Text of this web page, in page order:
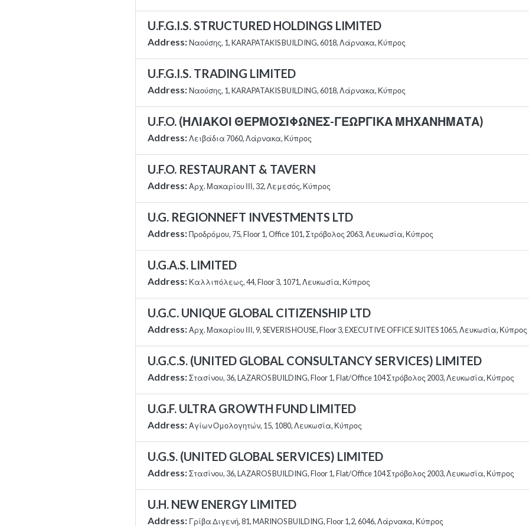
U.F.G.I.S. STRUCTURED HOLDINGS LIMITED
Address: Ναούσης, 1, KARAPATAKIS BUILDING, 6018, Λάρνακα, Κύπρος
U.F.G.I.S. TRADING LIMITED
Address: Ναούσης, 1, KARAPATAKIS BUILDING, 6018, Λάρνακα, Κύπρος
U.F.O. (ΗΛΙΑΚΟΙ ΘΕΡΜΟΣΙΦΩΝΕΣ-ΓΕΩΡΓΙΚΑ ΜΗΧΑΝΗΜΑΤΑ)
Address:Λειβάδια 7060, Λάρνακα, Κύπρος
U.F.O. RESTAURANT & TAVERN
Address:Αρχ. Μακαρίου ΙΙΙ, 32, Λεμεσός, Κύπρος
U.G. REGIONNEFT INVESTMENTS LTD
Address:Προδρόμου, 75, Floor 1, Office 101, Στρόβολος 2063, Λευκωσία, Κύπρος
U.G.A.S. LIMITED
Address: Καλλιπόλεως, 44, Floor 3, 1071, Λευκωσία, Κύπρος
U.G.C. UNIQUE GLOBAL CITIZENSHIP LTD
Address:Αρχ. Μακαρίου ΙΙΙ, 9, SEVERIS HOUSE, Floor 3, EXECUTIVE OFFICE SUITES 1065, Λευκωσία, Κύπρος
U.G.C.S. (UNITED GLOBAL CONSULTANCY SERVICES) LIMITED
Address:Στασίνου, 36, LAZAROS BUILDING, Floor 1, Flat/Office 104 Στρόβολος 2003, Λευκωσία, Κύπρος
U.G.F. ULTRA GROWTH FUND LIMITED
Address:Αγίων Ομολογητών, 15, 1080, Λευκωσία, Κύπρος
U.G.S. (UNITED GLOBAL SERVICES) LIMITED
Address:Στασίνου, 36, LAZAROS BUILDING, Floor 1, Flat/Office 104 Στρόβολος 2003, Λευκωσία, Κύπρος
U.H. NEW ENERGY LIMITED
Address: Γρίβα Διγενή, 81, MARINOS BUILDING, Floor 1,2, 6046, Λάρνακα, Κύπρος